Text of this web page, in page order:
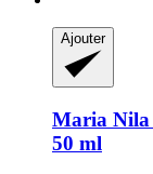
Ajouter
Maria Nila
50 ml